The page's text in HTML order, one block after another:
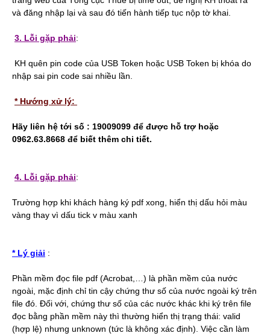
và đăng nhập lại và sau đó tiến hành tiếp tục nộp tờ khai.
3. Lỗi gặp phải:
KH quên pin code của USB Token hoặc USB Token bị khóa do
nhập sai pin code sai nhiều lần.
* Hướng xử lý:
Hãy liên hệ tới số : 19009099 để được hỗ trợ hoặc
0962.63.8668 để biết thêm chi tiết.
4. Lỗi gặp phải:
Trường hợp khi khách hàng ký pdf xong, hiển thị dấu hỏi màu
vàng thay vì dấu tick v màu xanh
* Lý giải :
Phần mềm đọc file pdf (Acrobat,…) là phần mềm của nước
ngoài, mặc định chỉ tin cậy chứng thư số của nước ngoài ký trên
file đó. Đối với, chứng thư số của các nước khác khi ký trên file
đọc bằng phần mềm này thì thường hiển thị trạng thái: valid
(hợp lệ) nhưng unknown (tức là không xác định). Việc cần làm